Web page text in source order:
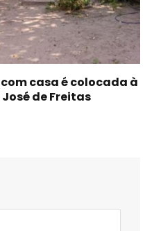
casa é colocada à
de Freitas